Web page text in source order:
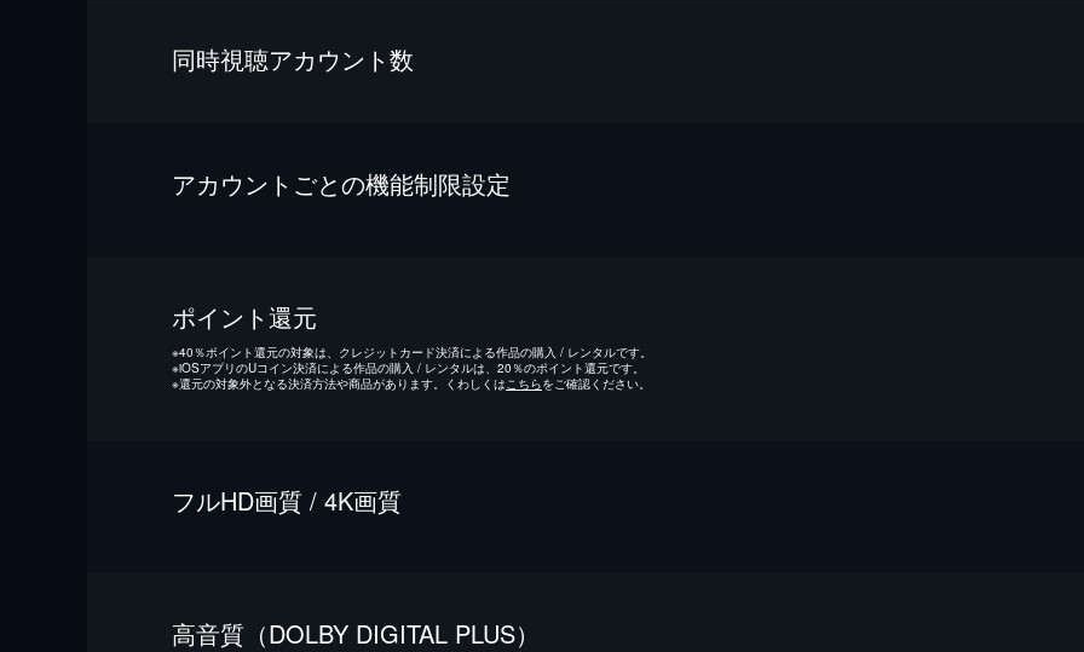
同時視聴アカウント数
アカウントごとの機能制限設定
ポイント還元
※40％ポイント還元の対象は、クレジットカード決済による作品の購入 / レンタルです。
※iOSアプリのUコイン決済による作品の購入 / レンタルは、20％のポイント還元です。
※還元の対象外となる決済方法や商品があります。くわしくは こちらをご確認ください。
フルHD画質 / 4K画質
⾼⾳質（DOLBY DIGITAL PLUS）